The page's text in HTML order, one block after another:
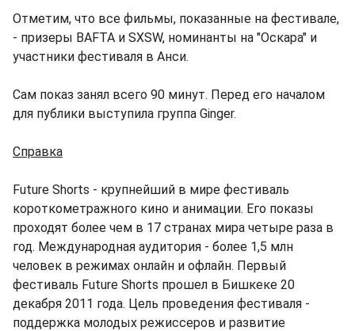
Отметим, что все фильмы, показанные на фестивале,
- призеры BAFTA и SXSW, номинанты на "Оскара" и
участники фестиваля в Анси.
Сам показ занял всего 90 минут. Перед его началом
для публики выступила группа Ginger.
Справка
Future Shorts - крупнейший в мире фестиваль
короткометражного кино и анимации. Его показы
проходят более чем в 17 странах мира четыре раза в
год. Международная аудитория - более 1,5 млн
человек в режимах онлайн и офлайн. Первый
фестиваль Future Shorts прошел в Бишкеке 20
декабря 2011 года. Цель проведения фестиваля -
поддержка молодых режиссеров и развитие